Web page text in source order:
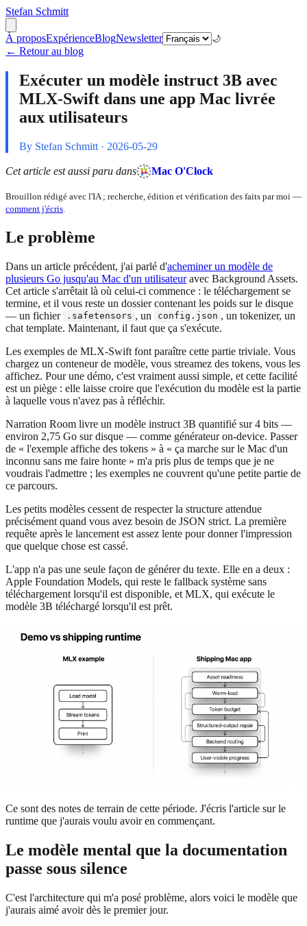
Stefan Schmitt
À proposExpérienceBlogNewsletter 🌙
← Retour au blog
Exécuter un modèle instruct 3B avec
MLX-Swift dans une app Mac livrée
aux utilisateurs
By Stefan Schmitt · 2026-05-29
Cet article est aussi paru dans Mac O'Clock
Brouillon rédigé avec l'IA ; recherche, édition et vérification des faits par moi —
comment j'écris
Le problème
Dans un article précédent, j'ai parlé d'acheminer un modèle de
plusieurs Go jusqu'au Mac d'un utilisateuravec Background Assets.
Cet article s'arrêtait là où celui-ci commence : le téléchargement se
termine, et il vous reste un dossier contenant les poids sur le disque
— un fichier
.safetensors , un config.json , un tokenizer, un
chat template. Maintenant, il faut que ça s'exécute.
Les exemples de MLX-Swift font paraître cette partie triviale. Vous
chargez un conteneur de modèle, vous streamez des tokens, vous les
affichez. Pour une démo, c'est vraiment aussi simple, et cette facilité
est un piège : elle laisse croire que l'exécution du modèle est la partie
à laquelle vous n'avez pas à réfléchir.
Narration Room livre un modèle instruct 3B quantifié sur 4 bits —
environ 2,75 Go sur disque — comme générateur on-device. Passer
de « l'exemple affiche des tokens » à « ça marche sur le Mac d'un
inconnu sans me faire honte » m'a pris plus de temps que je ne
voudrais l'admettre ; les exemples ne couvrent qu'une petite partie de
ce parcours.
Les petits modèles cessent de respecter la structure attendue
précisément quand vous avez besoin de JSON strict. La première
requête après le lancement est assez lente pour donner l'impression
que quelque chose est cassé.
L'app n'a pas une seule façon de générer du texte. Elle en a deux :
Apple Foundation Models, qui reste le fallback système sans
téléchargement lorsqu'il est disponible, et MLX, qui exécute le
modèle 3B téléchargé lorsqu'il est prêt.
Ce sont des notes de terrain de cette période. J'écris l'article sur le
runtime que j'aurais voulu avoir en commençant.
Le modèle mental que la documentation
passe sous silence
C'est l'architecture qui m'a posé problème, alors voici le modèle que
j'aurais aimé avoir dès le premier jour.